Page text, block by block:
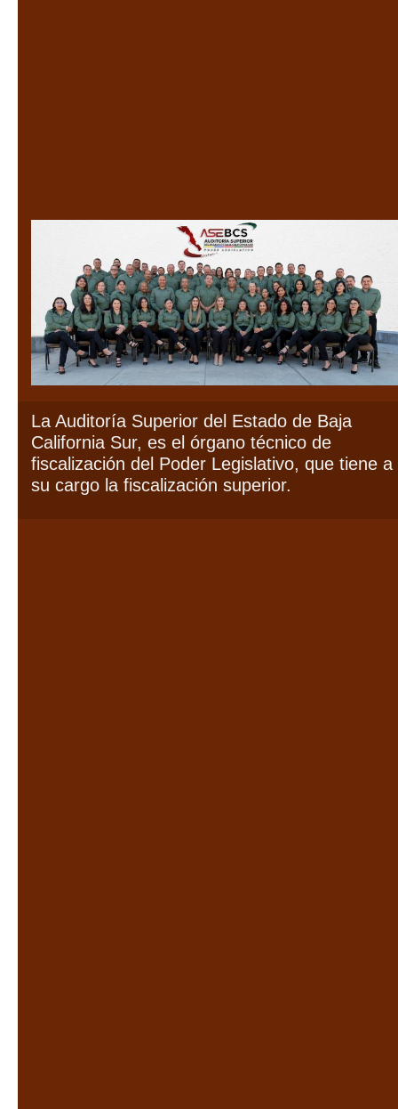
La Auditoría Superior del Estado de Baja
California Sur, es el órgano técnico de
fiscalización del Poder Legislativo, que tiene a
su cargo la fiscalización superior.